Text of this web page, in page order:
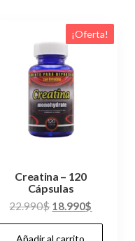
¡Oferta!
Creatina – 120
Cápsulas
22.990$El
precio
18.990$
precio
Añadir al carrito